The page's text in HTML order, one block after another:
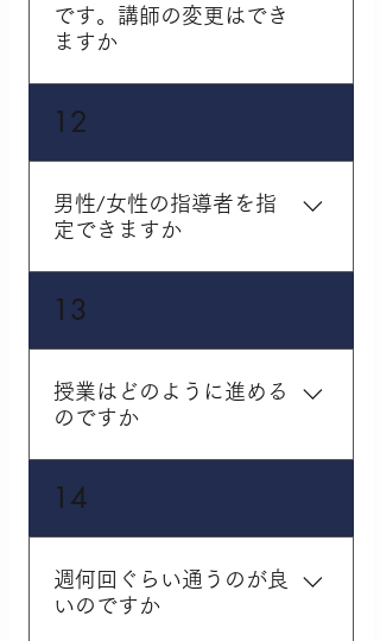
師とはいえ厳正な面接を
突破した講師陣ですの
です。講師の変更はでき
ますか
担当講師の変更は可能で
す。授業開始前に生徒さ
んの性格や講師の希望な
どをお伺いし担当の講師
を選んでおりますが、授
護者の方のご意見なども
考慮して対応しておりま
12
男性/女性の指導者を指
定できますか
指定可能です。生徒さん
との相性を一番に考えて
いますので、女性講師・
男性講師それぞれご希望
の場合にはいつでもご相
13
授業はどのように進める
のですか
学年や授業の目的などに
より多少変更はあります
が、主に1:2の場合は「そ
の日の学習内容の確認」
→「ポイントの説明」
14
週何回ぐらい通うのが良
いのですか